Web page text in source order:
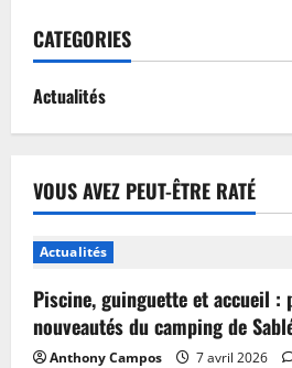
CATEGORIES
Actualités
VOUS AVEZ PEUT-ÊTRE RATÉ
Actualités
Piscine, guinguette et accueil :
nouveautés du camping de
Anthony Campos 7 avril 2026